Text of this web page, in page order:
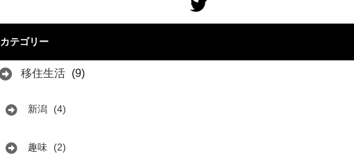
カテゴリー
移住生活 (9)
新潟 (4)
趣味 (2)